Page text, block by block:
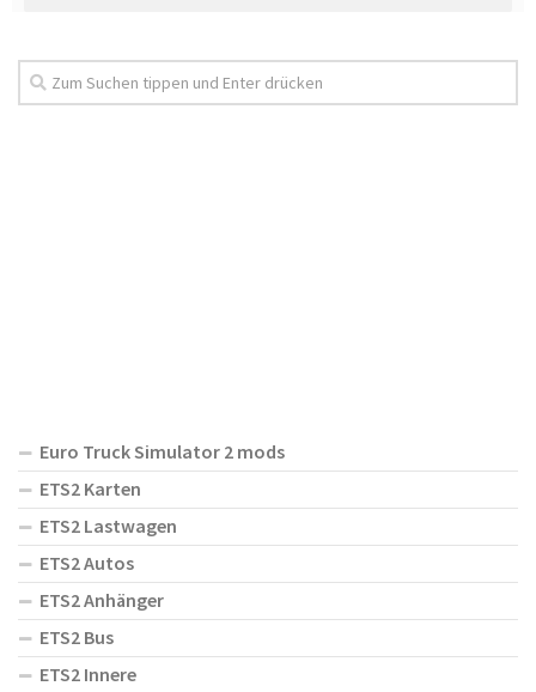
Euro Truck Simulator 2 mods
ETS2 Karten
ETS2 Lastwagen
ETS2 Autos
ETS2 Anhänger
ETS2 Bus
ETS2 Innere